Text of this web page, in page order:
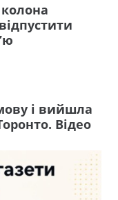
і вийшла
Відео